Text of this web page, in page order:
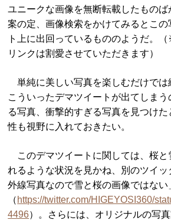
ユニークな画像を無断転載したものば
案の定、画像検索をかけてみるとこの
ト上に出回っているもののようだ。
リンクは割愛させていただきます）
単純に美しい写真を楽しむだけでは
こういったデマツイートが出てしま
る写真、衝撃的すぎる写真を見つけ
性も視野に入れておきたい。
このデマツイートに関しては、桜と
れるような状況を見かね、別のツイ
外線写真なので雪と桜の画像ではない
（ https://twitter.com/HIGEYOSI360/
4496）。さらには、オリジナルの写